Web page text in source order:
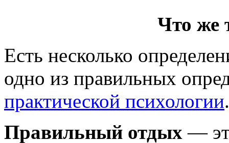
Что же
Есть несколько
одно из правильных
практической психологии.
Правильный отдых —